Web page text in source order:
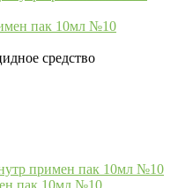
пак 10мл №10
средство